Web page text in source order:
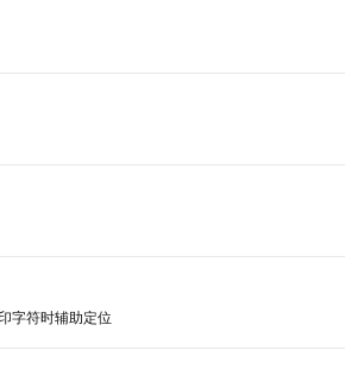
字符时辅助定位